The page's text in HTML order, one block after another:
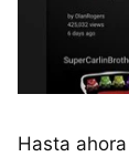
Hasta